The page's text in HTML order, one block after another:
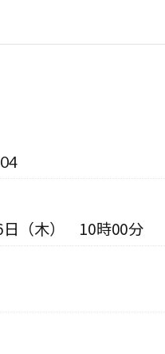
日（木） 10時00分